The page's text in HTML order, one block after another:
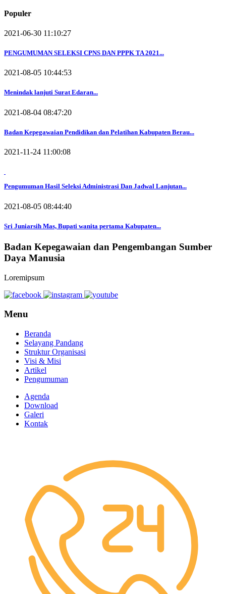
Populer
2021-06-30 11:10:27
PENGUMUMAN SELEKSI CPNS DAN PPPK TA 2021...
2021-08-05 10:44:53
Menindaklanjuti SuratEdaran...
2021-08-04 08:47:20
Badan Kepegawaian Pendidikan dan Pelatihan Kabupaten Berau...
2021-11-24 11:00:08
Pengumuman Hasil Seleksi Administrasi Dan Jadwal Lanjutan...
2021-08-05 08:44:40
Sri Juniarsih Mas, Bupati wanita pertama Kabupaten...
Badan Kepegawaian dan Pengembangan Sumber
Daya Manusia
Loremipsum
Menu
Beranda
Selayang Pandang
Struktur Organisasi
Visi & Misi
Artikel
Pengumuman
Agenda
Download
Galeri
Kontak